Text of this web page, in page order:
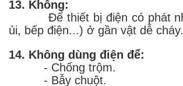
13. Không:
Để thiết bị điện có phát
ủi, bếp điện...) ở gần vật dễ cháy.
14. Không dùng điện để:
- Chống trộm.
- Bẫy chuột.